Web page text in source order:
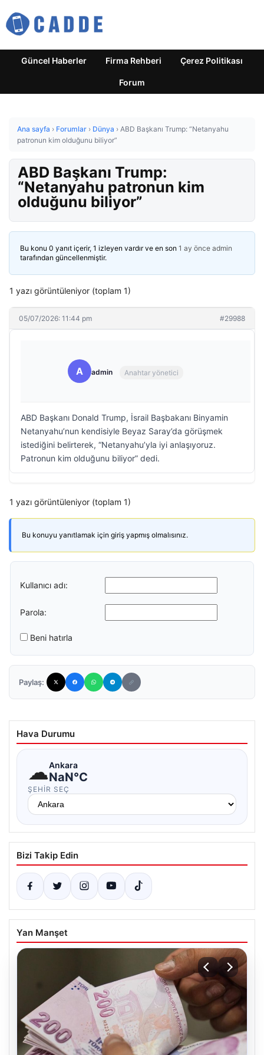
Güncel Haberler Firma Rehberi Çerez Politikası
Forum
Ana sayfa › Forumlar › Dünya › ABD Başkanı Trump: “Netanyahu
patronun kim olduğunu biliyor”
ABD Başkanı Trump:
“Netanyahu patronun kim
olduğunu biliyor”
Bu konu 0 yanıt içerir, 1 izleyen vardır ve en son 1 ay önce admin
tarafından güncellenmiştir.
1 yazı görüntüleniyor (toplam 1)
05/07/2026: 11:44 pm #29988
A admin Anahtar yönetici
ABD Başkanı Donald Trump, İsrail Başbakanı Binyamin
Netanyahu’nun kendisiyle Beyaz Saray’da görüşmek
istediğini belirterek, “Netanyahu’yla iyi anlaşıyoruz.
Patronun kim olduğunu biliyor” dedi.
1 yazı görüntüleniyor (toplam 1)
Bu konuyu yanıtlamak için giriş yapmış olmalısınız.
Kullanıcı adı:
Parola:
Beni hatırla
Paylaş:
Hava Durumu
☁Ankara
NaN°C
ŞEHIR SEÇ
Bizi Takip Edin
Yan Manşet